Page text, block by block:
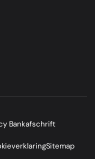
Bankafschrift
Sitemap